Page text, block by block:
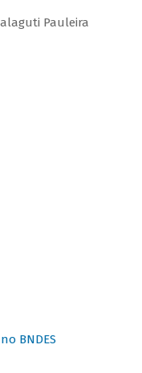
Pauleira
BNDES